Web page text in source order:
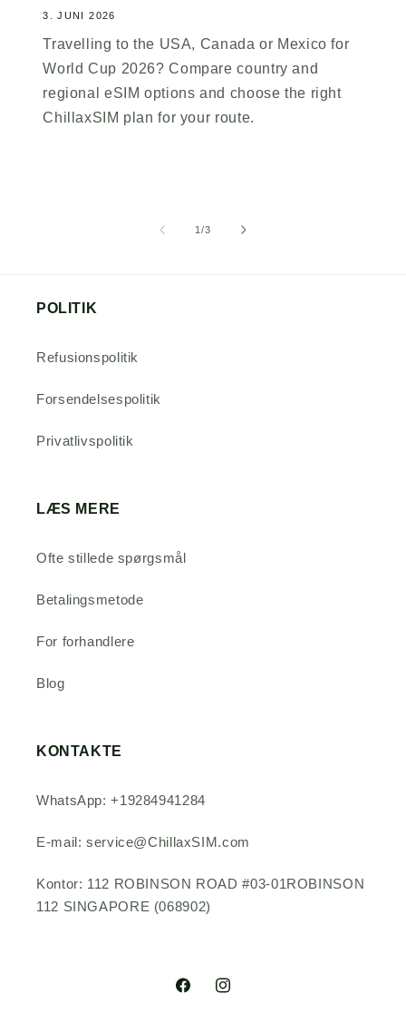
3. JUNI 2026
Travelling to the USA, Canada or Mexico for
World Cup 2026? Compare country and
regional eSIM options and choose the right
ChillaxSIM plan for your route.
1/af
3
POLITIK
Refusionspolitik
Forsendelsespolitik
Privatlivspolitik
LÆS MERE
Ofte stillede spørgsmål
Betalingsmetode
For forhandlere
Blog
KONTAKTE
WhatsApp: +19284941284
E-mail: service@ChillaxSIM.com
Kontor: 112 ROBINSON ROAD #03-01ROBINSON
112 SINGAPORE (068902)
FacebookInstagram